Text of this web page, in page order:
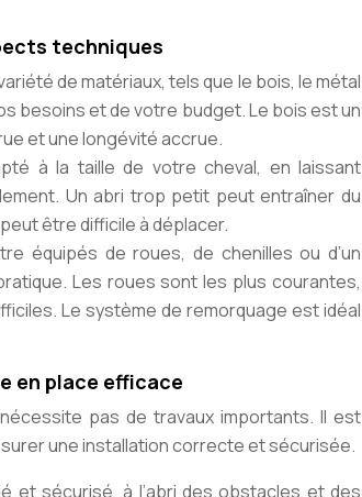
techniques
de matériaux, tels que le bois, le métal
besoins et de votre budget. Le bois est un
et une longévité accrue.
à la taille de votre cheval, en laissant
Un abri trop petit peut entraîner du
être difficile à déplacer.
équipés de roues, de chenilles ou d’un
Les roues sont les plus courantes,
Le système de remorquage est idéal
en place efficace
pas de travaux importants. Il est
une installation correcte et sécurisée.
et sécurisé, à l’abri des obstacles et des